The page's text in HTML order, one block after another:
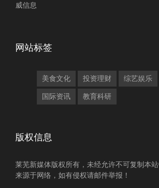
威信息
网站标签
美食文化 投资理财 综艺娱乐
国际资讯 教育科研
版权信息
莱芜新媒体版权所有，未经允许不可复制本
来源于网络，如有侵权请邮件举报！